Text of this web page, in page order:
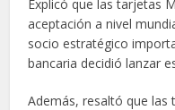
Explicó que las tarjetas
aceptación a nivel
socio estratégico
bancaria decidió lanzar
Además, resaltó que las